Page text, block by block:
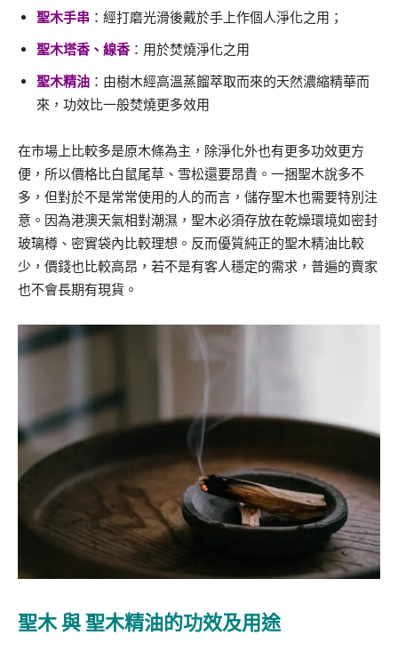
聖木手串 ：經打磨光滑後戴於手上作個人淨化之用；
聖木塔香、線香 ：用於焚燒淨化之用
聖木精油 ：由樹木經高溫蒸餾萃取而來的天然濃縮精華而
來，功效比一般焚燒更多效用
在市場上比較多是原木條為主，除淨化外也有更多功效更方
便，所以價格比白鼠尾草、雪松還要昂貴。一捆聖木說多不
多，但對於不是常常使用的人的而言，儲存聖木也需要特別注
意。因為港澳天氣相對潮濕，聖木必須存放在乾燥環境如密封
玻璃樽、密實袋內比較理想。反而優質純正的聖木精油比較
少，價錢也比較高昂，若不是有客人穩定的需求，普遍的賣家
也不會長期有現貨。
聖木 與 聖木精油的功效及用途